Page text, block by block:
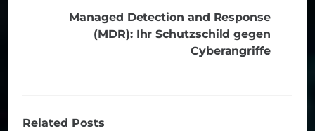
Managed Detection and Response
(MDR): Ihr Schutzschild gegen
Cyberangriffe
Related Posts